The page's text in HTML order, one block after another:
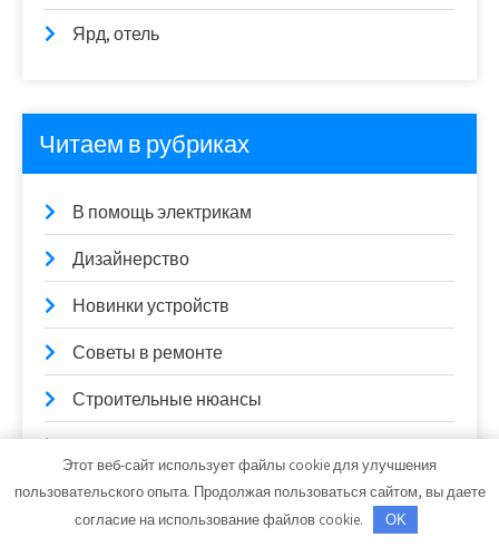
Ярд, отель
Читаем в рубриках
В помощь электрикам
Дизайнерство
Новинки устройств
Советы в ремонте
Строительные нюансы
Финансы и бизнес
Этот веб-сайт использует файлы cookie для улучшения
пользовательского опыта. Продолжая пользоваться сайтом, вы даете
согласие на использование файлов cookie.
OK